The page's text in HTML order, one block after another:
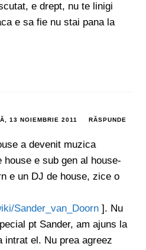
e drept, nu te linigi
e sa fie nu stai pana la
13 NOIEMBRIE 2011 RĂSPUNDE
a devenit muzica
e sub gen al house-
e un DJ de house, zice o
Sander_van_Doorn ]. Nu
pt Sander, am ajuns la
intrat el. Nu prea agreez